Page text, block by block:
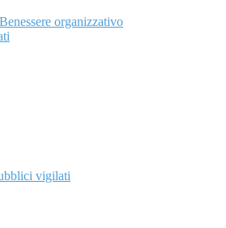
Benessere organizzativo
vigilati